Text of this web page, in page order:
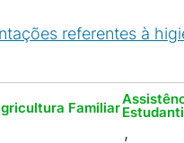
referentes à
Familiar
,